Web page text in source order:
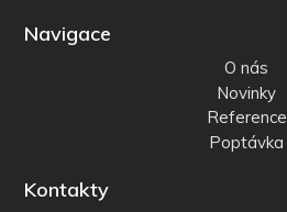
Navigace
O nás
Novinky
Reference
Poptávka
Kontakty